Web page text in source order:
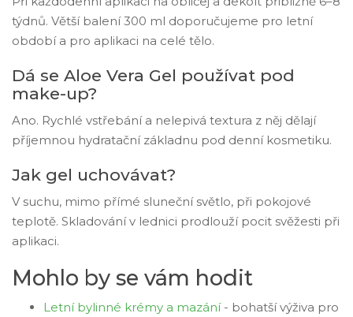
týdnů. Větší balení 300 ml doporučujeme pro letní
období a pro aplikaci na celé tělo.
Dá se Aloe Vera Gel používat pod
make-up?
Ano. Rychlé vstřebání a nelepivá textura z něj dělají
příjemnou hydratační základnu pod denní kosmetiku.
Jak gel uchovávat?
V suchu, mimo přímé sluneční světlo, při pokojové
teplotě. Skladování v lednici prodlouží pocit svěžesti při
aplikaci.
Mohlo by se vám hodit
Letní bylinné krémy a mazání- bohatší výživa pro